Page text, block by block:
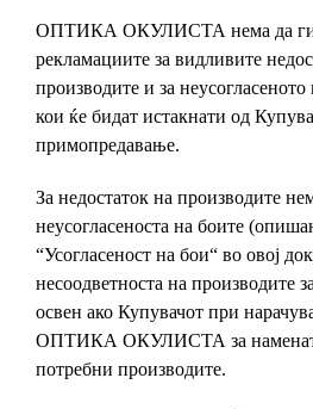
ОПТИКА ОКУЛИСТА нема да ги
рекламациите за видливите
производите и за
кои ќе бидат истакнати од
примопредавање.
За недостаток на производите
неусогласеноста на боите
“Усогласеност на бои“ во овој
несоодветноста на производите
освен ако Купувачот при
ОПТИКА ОКУЛИСТА за намената
потребни производите.